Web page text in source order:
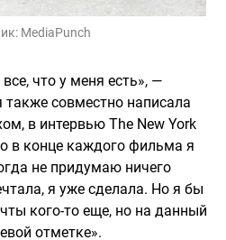
MediaPunch
что у меня есть», —
также совместно написала
в интервью The New York
в конце каждого фильма я
не придумаю ничего
я уже сделала. Но я бы
кого-то еще, но на данный
отметке».